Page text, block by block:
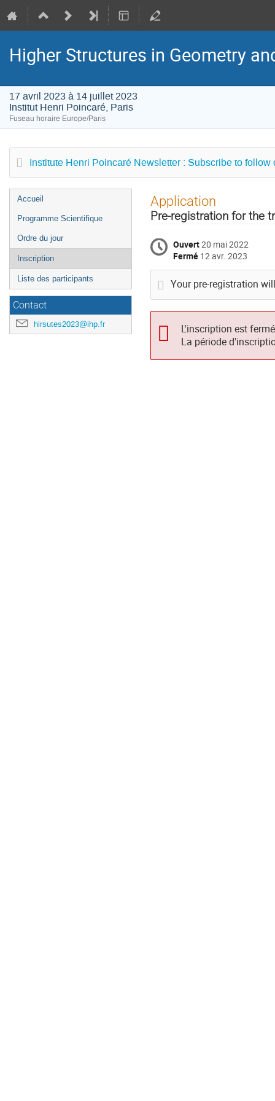
Higher Structures in Geometry
17 avril 2023 à 14 juillet 2023
Institut Henri Poincaré, Paris
Fuseau horaire Europe/Paris
Institute Henri Poincaré Newsletter : Subscribe to follow
Menu
de
Accueil
Programme Scientifique
Ordre du jour
Inscription
Liste des participants
Contact
hirsutes2023@ihp.fr
Application
Pre-registration for the
Ouvert20 mai 2022
Fermé 12 avr. 2023
Your pre-registration
L'inscription est
La période